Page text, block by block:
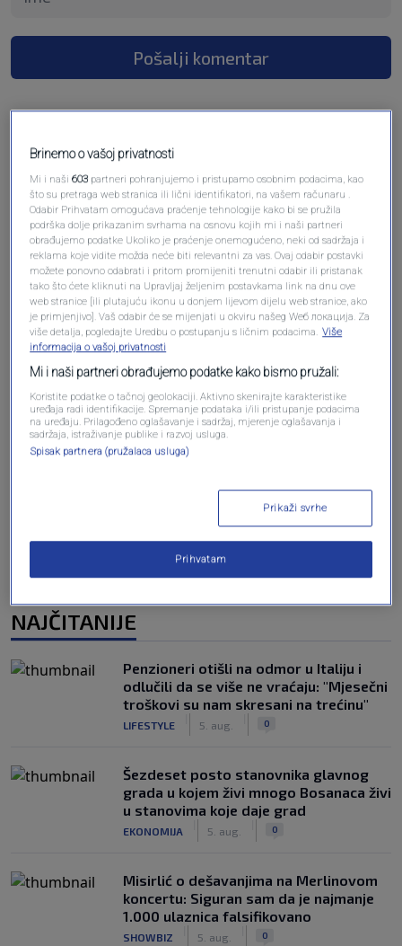
Pošalji komentar
Oglas
NAJČITANIJE
Penzioneri otišli na odmor u Italiju i
odlučili da se više ne vraćaju: "Mjesečni
troškovi su nam skresani na trećinu"
LIFESTYLE 5. aug. 0
Šezdeset posto stanovnika glavnog
grada u kojem živi mnogo Bosanaca živi
u stanovima koje daje grad
EKONOMIJA 5. aug. 0
Misirlić o dešavanjima na Merlinovom
koncertu: Siguran sam da je najmanje
1.000 ulaznica falsifikovano
SHOWBIZ 5. aug. 0
Brinemo o vašoj privatnosti
Mi i naši603 partneri pohranjujemo i pristupamo osobnim podacima, kao
što su pretraga web stranica ili lični identifikatori, na vašem računaru .
Odabir Prihvatam omogućava praćenje tehnologije kako bi se pružila
podrška dolje prikazanim svrhama na osnovu kojih mi i naši partneri
obrađujemo podatke Ukoliko je praćenje onemogućeno, neki od sadržaja i
reklama koje vidite možda neće biti relevantni za vas. Ovaj odabir postavki
možete ponovno odabrati i pritom promijeniti trenutni odabir ili pristanak
tako što ćete kliknuti na Upravljaj željenim postavkama link na dnu ove
web stranice [ili plutajuću ikonu u donjem lijevom dijelu web stranice, ako
je primjenjivo]. Vaš odabir će se mijenjati u okviru našeg Wеб локација. Za
više detalja, pogledajte Uredbu o postupanju s ličnim podacima. Više
informacija o vašoj privatnosti
Mi i naši partneri obrađujemo podatke kako bismo pružali:
Koristite podatke o tačnoj geolokaciji. Aktivno skenirajte karakteristike
uređaja radi identifikacije. Spremanje podataka i/ili pristupanje podacima
na uređaju. Prilagođeno oglašavanje i sadržaj, mjerenje oglašavanja i
sadržaja, istraživanje publike i razvoj usluga.
Spisak partnera (pružalaca usluga)
Prikaži svrhe
Prihvatam